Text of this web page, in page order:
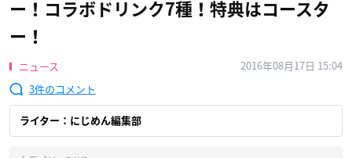
ー！コラボドリンク7種！特典はコースタ
ー！
ニュース
2016年08月17日 15:04
3
ライター：にじめん編集部